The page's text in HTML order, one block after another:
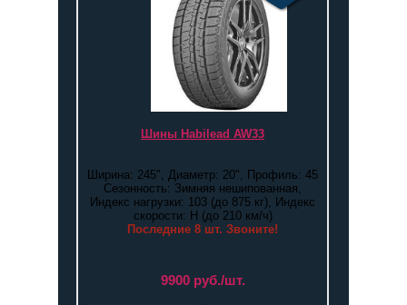
Шины Habilead AW33
Ширина: 245", Диаметр: 20", Профиль: 45
Сезонность: Зимняя нешипованная,
Индекс нагрузки: 103 (до 875 кг), Индекс
скорости: H (до 210 км/ч)
Последние 8 шт. Звоните!
9900 руб./шт.